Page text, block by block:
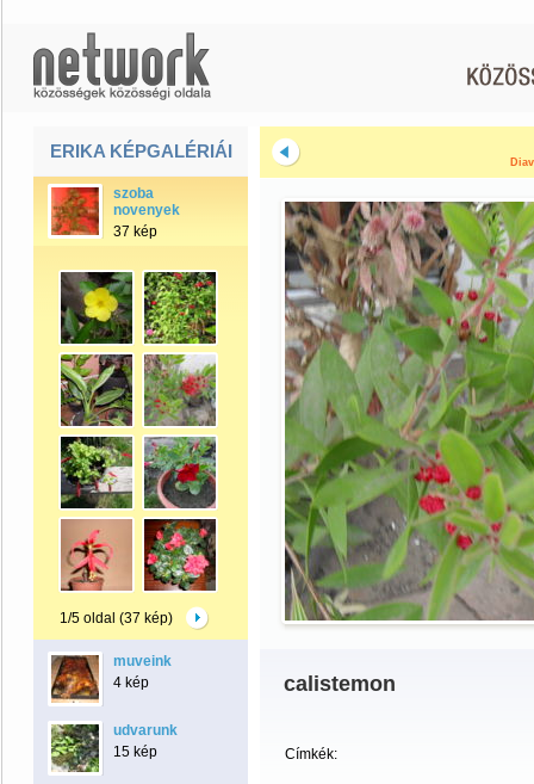
ERIKA KÉPGALÉRIÁI
szoba
novenyek
37 kép
1/5 oldal (37 kép)
muveink
4 kép
udvarunk
15 kép
calistemon
Címkék: